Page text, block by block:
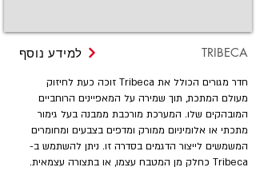
למידע נוסף TRIBECA
חדר מגורים הכולל את Tribeca זוכה כעת לחיזוק
מעולם המתכת, תוך שמירה על המאפיינים הרוחביים
המובהקים שלו. המערכת מורכבת ממבנה בעל גימור
מתכתי או אלומיניום ממורק ומדפים בצבעים ומחומרים
המשמשים לייצור הדגמים בסדרה זו. ניתן להשתמש ב-
Tribeca כחלק מן המטבח עצמו, או בתצורה עצמאית.